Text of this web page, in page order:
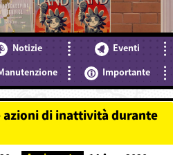
Notizie
Eventi
Importante
azioni di inattività durante